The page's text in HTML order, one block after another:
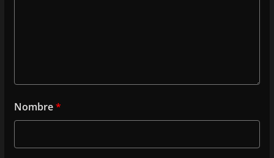
Nombre*